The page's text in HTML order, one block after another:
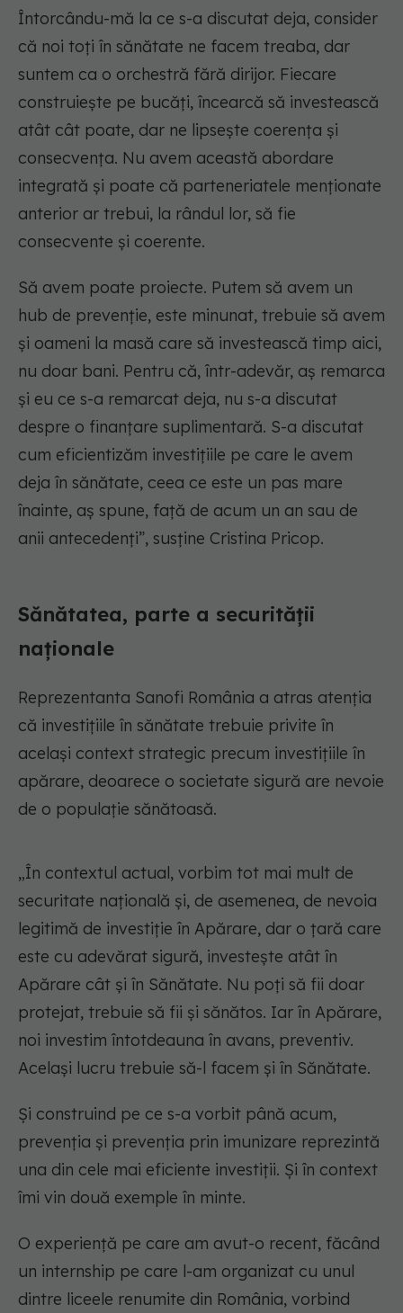
Întorcându-mă la ce s-a discutat deja, consider
că noi toți în sănătate ne facem treaba, dar
suntem ca o orchestră fără dirijor. Fiecare
construiește pe bucăți, încearcă să investească
atât cât poate, dar ne lipsește coerența și
consecvența. Nu avem această abordare
integrată și poate că parteneriatele menționate
anterior ar trebui, la rândul lor, să fie
consecvente și coerente.
Să avem poate proiecte. Putem să avem un
hub de prevenție, este minunat, trebuie să avem
și oameni la masă care să investească timp aici,
nu doar bani. Pentru că, într-adevăr, aș remarca
și eu ce s-a remarcat deja, nu s-a discutat
despre o finanțare suplimentară. S-a discutat
cum eficientizăm investițiile pe care le avem
deja în sănătate, ceea ce este un pas mare
înainte, aș spune, față de acum un an sau de
anii antecedenți”, susține Cristina Pricop.
Sănătatea, parte a securității
naționale
Reprezentanta Sanofi România a atras atenția
că investițiile în sănătate trebuie privite în
același context strategic precum investițiile în
apărare, deoarece o societate sigură are nevoie
de o populație sănătoasă.
„În contextul actual, vorbim tot mai mult de
securitate națională și, de asemenea, de nevoia
legitimă de investiție în Apărare, dar o țară care
este cu adevărat sigură, investește atât în
Apărare cât și în Sănătate. Nu poți să fii doar
protejat, trebuie să fii și sănătos. Iar în Apărare,
noi investim întotdeauna în avans, preventiv.
Același lucru trebuie să-l facem și în Sănătate.
Și construind pe ce s-a vorbit până acum,
prevenția și prevenția prin imunizare reprezintă
una din cele mai eficiente investiții. Și în context
îmi vin două exemple în minte.
O experiență pe care am avut-o recent, făcând
un internship pe care l-am organizat cu unul
dintre liceele renumite din România, vorbind